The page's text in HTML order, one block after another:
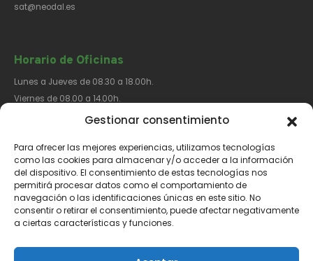
Gestionar consentimiento
Para ofrecer las mejores experiencias, utilizamos tecnologías
como las cookies para almacenar y/o acceder a la información
del dispositivo. El consentimiento de estas tecnologías nos
permitirá procesar datos como el comportamiento de
navegación o las identificaciones únicas en este sitio. No
consentir o retirar el consentimiento, puede afectar negativamente
a ciertas características y funciones.
sat@neodal.es
Horario de Oficinas
Lunes a Jueves de 08.30 a 18.00h.
Viernes de 08.00 a 14.00h.
Síguenos​
Aviso Legal Política de Privacidad Política de Cookies